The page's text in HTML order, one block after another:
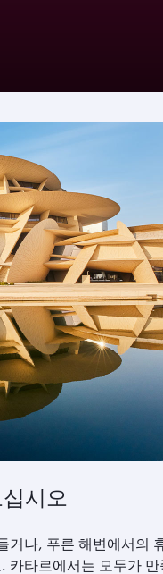
시오
거나, 푸른 해변에서의
카타르에서는 모두가 만